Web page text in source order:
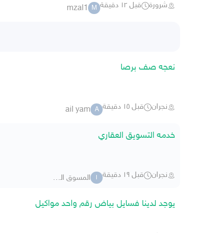
شرورة قبل ١٢ دقيقة M
mzal1
نعجه صف برصا
نجران قبل ١٥ دقيقة A
ail yam
خدمه التسويق العقاري
نجران قبل ١٩ دقيقة ا المسوق الذذكي
يوجد لدينا فسايل بياض رقم واحد مواكيل